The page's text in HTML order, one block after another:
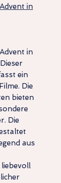
in
in
ein
Die
bieten
Die
aus